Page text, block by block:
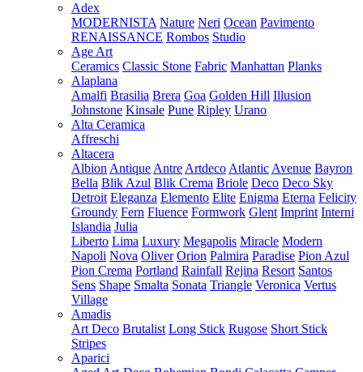
Adex
MODERNISTA Nature Neri Ocean Pavimento
RENAISSANCE Rombos Studio
Age Art
Ceramics Classic Stone Fabric Manhattan Planks
Alaplana
Amalfi Brasilia Brera Goa Golden Hill Illusion
Johnstone Kinsale Pune Ripley Urano
Alta Ceramica
Affreschi
Altacera
Albion Antique Antre Artdeco Atlantic Avenue Bayron
Bella Blik Azul Blik Crema Briole Deco Deco Sky
Detroit Eleganza Elemento Elite Enigma Eterna Felicity
Groundy Fern Fluence Formwork Glent Imprint Interni
Islandia Julia
Liberto Lima Luxury Megapolis Miracle Modern
Napoli Nova Oliver Orion Palmira Paradise Pion Azul
Pion Crema Portland Rainfall Rejina Resort Santos
Sens Shape Smalta Sonata Triangle Veronica Vertus
Village
Amadis
Art Deco Brutalist Long Stick Rugose Short Stick
Stripes
Aparici